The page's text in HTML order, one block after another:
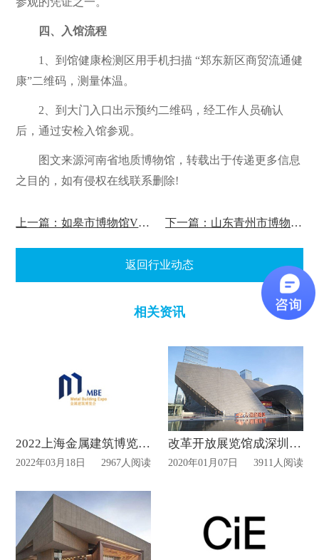
四、入馆流程
1、到馆健康检测区用手机扫描 “郑东新区商贸流通健
康”二维码，测量体温。
2、到大门入口出示预约二维码，经工作人员确认
后，通过安检入馆参观。
图文来源河南省地质博物馆，转载出于传递更多信息
之目的，如有侵权在线联系删除!
上一篇：如皋市博物馆VR数字展厅正式上线! 下一篇：山东青州市博物馆推出虚拟展厅！
返回行业动态
相关资讯
2022上海金属建筑博览会展位已经开售
2022年03月18日 2967人阅读
改革开放展览馆成深圳热门参观地！
2020年01月07日 3911人阅读